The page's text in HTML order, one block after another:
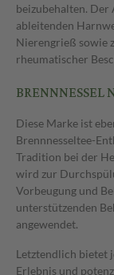
beizubehalten.
ableitenden
Nierengrieß sowie
rheumatischer
BRENNNESSEL
Diese Marke ist
Brennnesseltee-
Tradition bei der
wird zur
Vorbeugung und
unterstützenden
angewendet.
Letztendlich bietet
Erlebnis und